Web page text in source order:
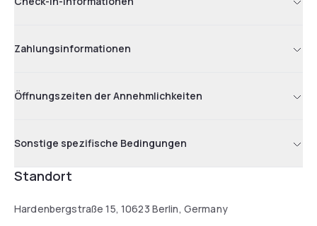
Zahlungsinformationen
Öffnungszeiten der Annehmlichkeiten
Sonstige spezifische Bedingungen
Standort
Hardenbergstraße 15, 10623 Berlin, Germany